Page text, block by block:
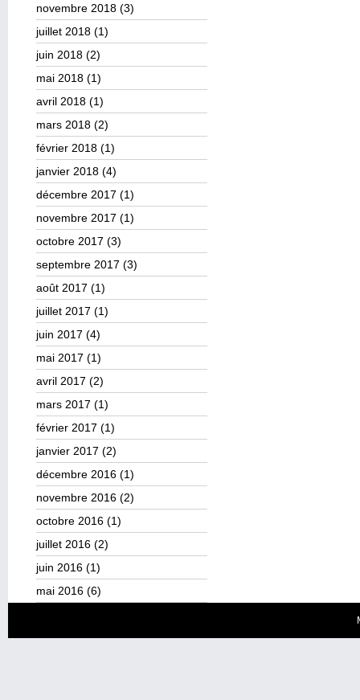
novembre 2018 (3)
juillet 2018 (1)
juin 2018 (2)
mai 2018 (1)
avril 2018 (1)
mars 2018 (2)
février 2018 (1)
janvier 2018 (4)
décembre 2017 (1)
novembre 2017 (1)
octobre 2017 (3)
septembre 2017 (3)
août 2017 (1)
juillet 2017 (1)
juin 2017 (4)
mai 2017 (1)
avril 2017 (2)
mars 2017 (1)
février 2017 (1)
janvier 2017 (2)
décembre 2016 (1)
novembre 2016 (2)
octobre 2016 (1)
juillet 2016 (2)
juin 2016 (1)
mai 2016 (6)